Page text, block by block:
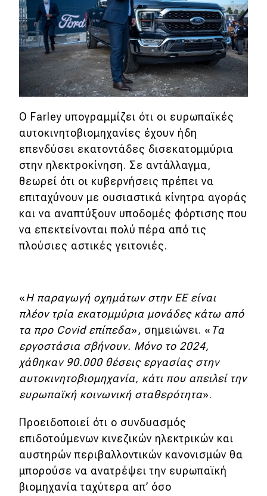
Ο Farley υπογραμμίζει ότι οι ευρωπαϊκές
αυτοκινητοβιομηχανίες έχουν ήδη
επενδύσει εκατοντάδες δισεκατομμύρια
στην ηλεκτροκίνηση. Σε αντάλλαγμα,
θεωρεί ότι οι κυβερνήσεις πρέπει να
επιταχύνουν με ουσιαστικά κίνητρα αγοράς
και να αναπτύξουν υποδομές φόρτισης που
να επεκτείνονται πολύ πέρα από τις
πλούσιες αστικές γειτονιές.
«Η παραγωγή οχημάτων στην ΕΕ είναι
πλέον τρία εκατομμύρια μονάδες κάτω από
τα προ Covid επίπεδα», σημειώνει. « Τα
εργοστάσια σβήνουν. Μόνο το 2024,
χάθηκαν 90.000 θέσεις εργασίας στην
αυτοκινητοβιομηχανία, κάτι που απειλεί την
ευρωπαϊκή κοινωνική σταθερότητα».
Προειδοποιεί ότι ο συνδυασμός
επιδοτούμενων κινεζικών ηλεκτρικών και
αυστηρών περιβαλλοντικών κανονισμών θα
μπορούσε να ανατρέψει την ευρωπαϊκή
βιομηχανία ταχύτερα απ’ όσο